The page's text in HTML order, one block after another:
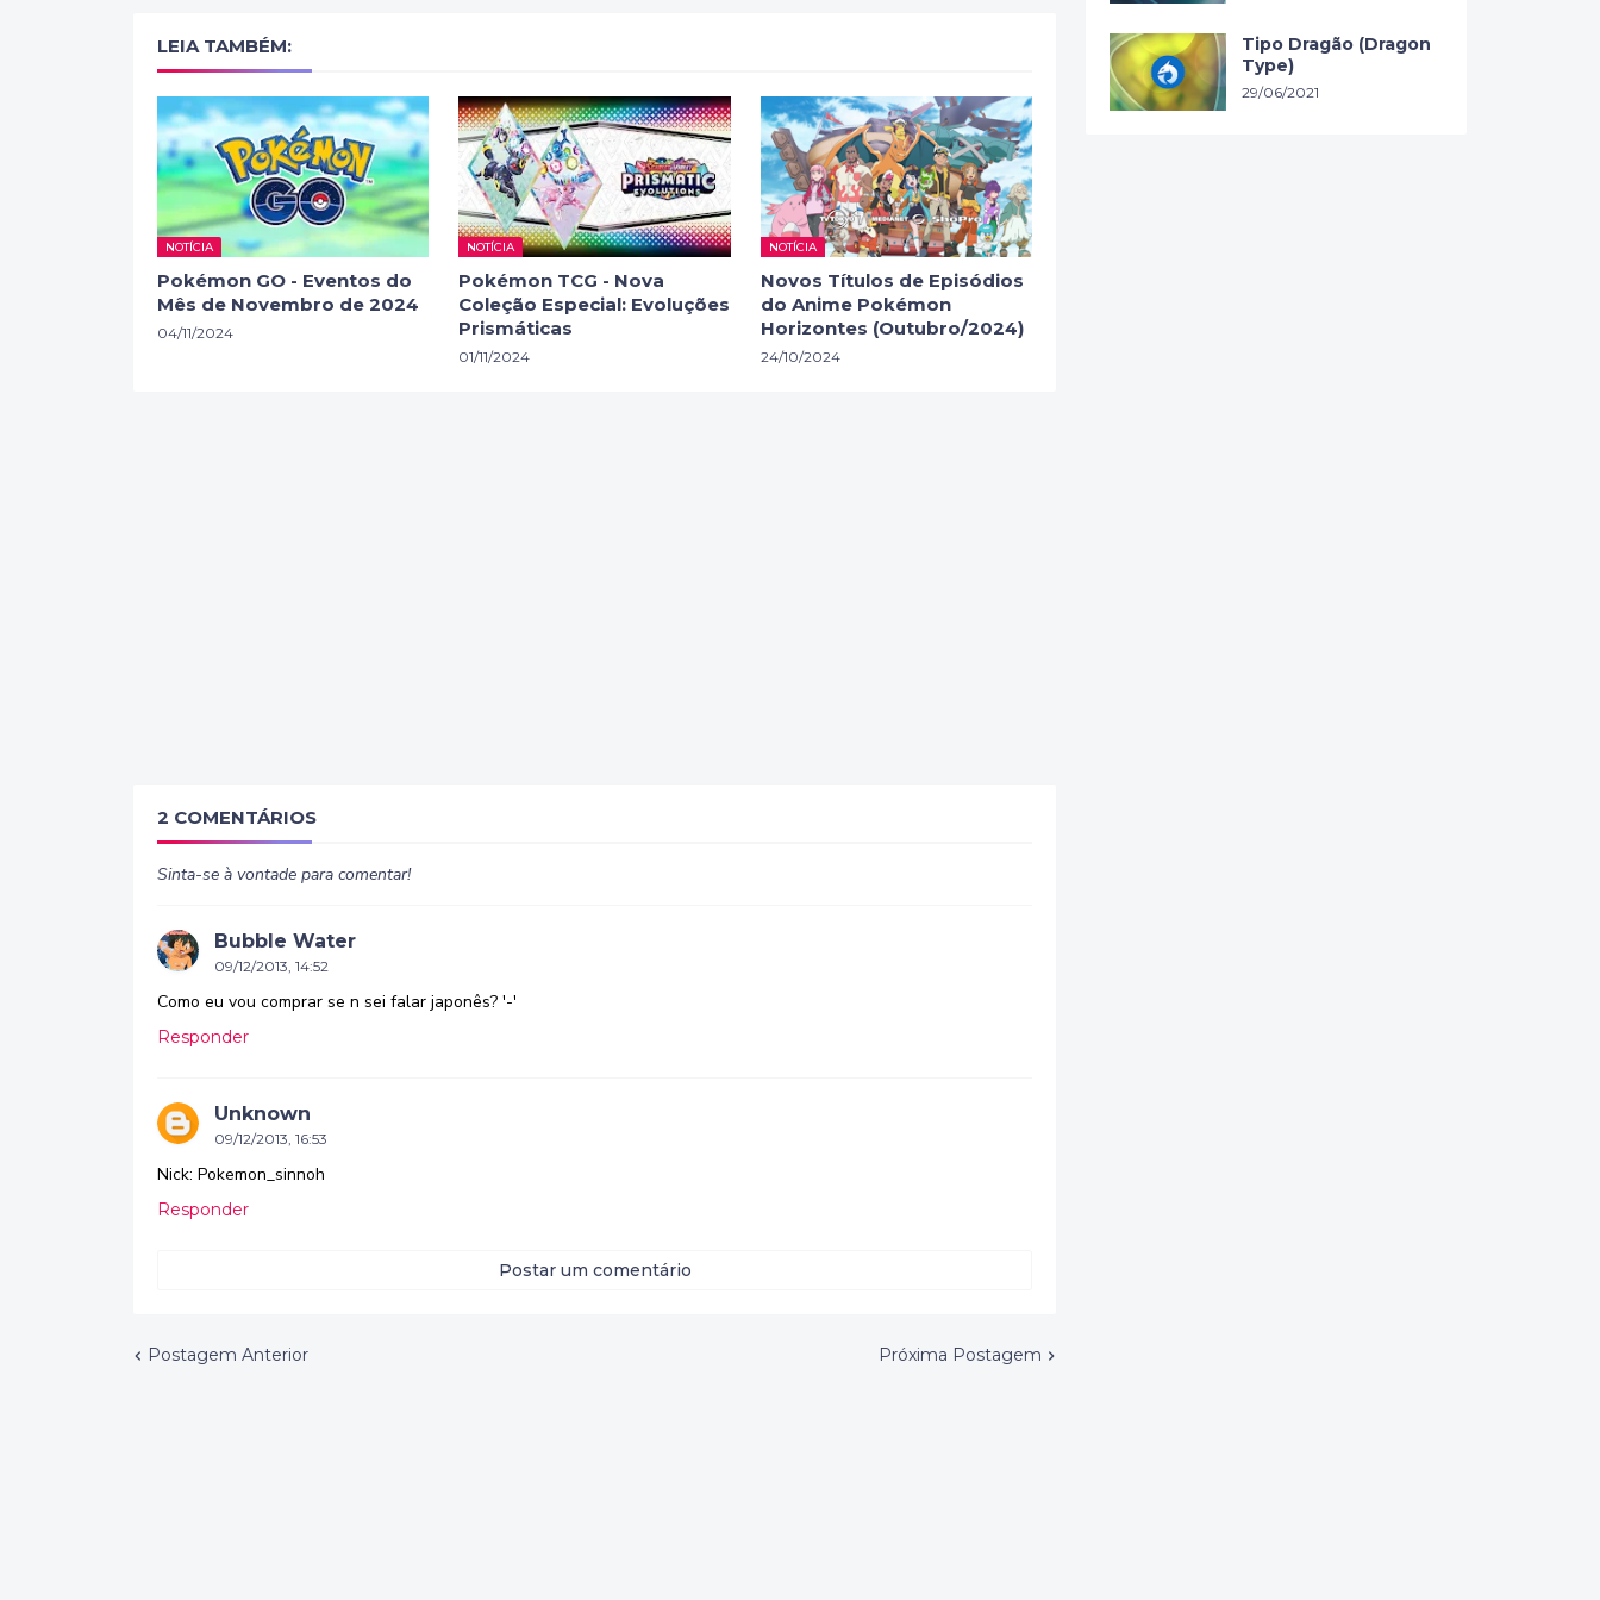
LEIA TAMBÉM:
NOTÍCIA
Pokémon GO - Eventos do
Mês de Novembro de 2024
04/11/2024
NOTÍCIA
Pokémon TCG - Nova
Coleção Especial: Evoluções
Prismáticas
01/11/2024
NOTÍCIA
Novos Títulos de Episódios
do Anime Pokémon
Horizontes (Outubro/2024)
24/10/2024
2 COMENTÁRIOS
Sinta-se à vontade para comentar!
Bubble Water
09/12/2013, 14:52
Como eu vou comprar se n sei falar japonês? '-'
Responder
Unknown
09/12/2013, 16:53
Nick: Pokemon_sinnoh
Responder
Postar um comentário
Postagem Anterior Próxima Postagem
Tipo Dragão (Dragon
Type)
29/06/2021